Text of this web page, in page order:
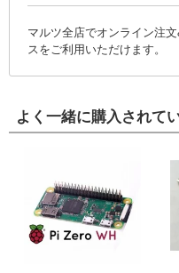
マルツ全店でオンライン注
スをご利用いただけます。
よく一緒に購入されて